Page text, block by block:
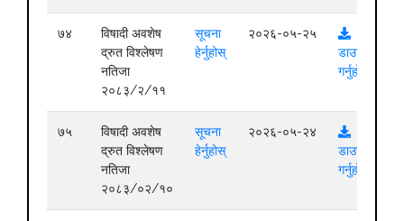
७४
विषादी अवशेष
द्रुत विश्लेषण
नतिजा
२०८३/२/११
सूचना
हेर्नुहोस्
२०२६-०५-२५
डाउनलोड
गर्नुहोस्
७५
विषादी अवशेष
द्रुत विश्लेषण
नतिजा
२०८३/०२/१०
सूचना
हेर्नुहोस्
२०२६-०५-२४
डाउनलोड
गर्नुहोस्